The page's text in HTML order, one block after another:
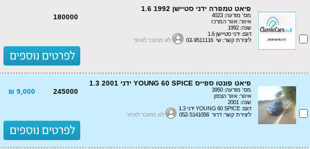
פיאט טמפרה ידני סטיישן 1.6 1992
מס' מודעה: 4023
איזור: אזור המרכז
שנה: 1992
דגם: ידני סטיישן 1.6
ליצירת קשר: שי 03-9511116
לא מחובר לאתר
180000
פיאט פונטו ספייס YOUNG 60 SPICE ידני 1.3 2001
מס' מודעה: 3950
איזור: אזור הצפון
שנה: 2001
דגם: YOUNG 60 SPICE ידני 1.3
ליצירת קשר: דרור 052-5141056
לא מחובר לאתר
245000
9,000 ₪